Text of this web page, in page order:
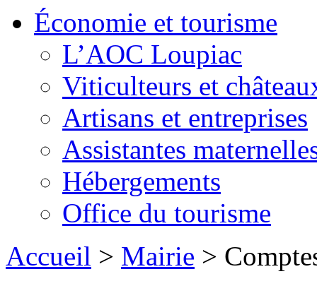
Économie et tourisme
L’AOC Loupiac
Viticulteurs et
Artisans et entreprises
Assistantes
Hébergements
Office du tourisme
Accueil > Mairie >